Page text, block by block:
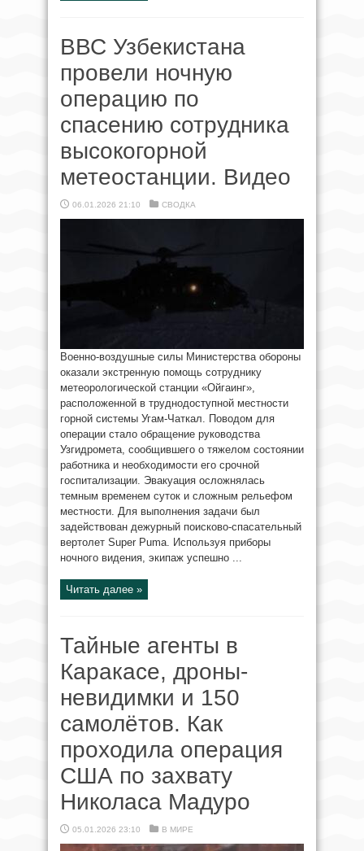
ВВС Узбекистана
провели ночную
операцию по
спасению сотрудника
высокогорной
метеостанции. Видео
06.01.2026 21:10 СВОДКА
Военно-воздушные силы Министерства обороны
оказали экстренную помощь сотруднику
метеорологической станции «Ойгаинг»,
расположенной в труднодоступной местности
горной системы Угам-Чаткал. Поводом для
операции стало обращение руководства
Узгидромета, сообщившего о тяжелом состоянии
работника и необходимости его срочной
госпитализации. Эвакуация осложнялась
темным временем суток и сложным рельефом
местности. Для выполнения задачи был
задействован дежурный поисково-спасательный
вертолет Super Puma. Используя приборы
ночного видения, экипаж успешно ...
Читать далее »
Тайные агенты в
Каракасе, дроны-
невидимки и 150
самолётов. Как
проходила операция
США по захвату
Николаса Мадуро
05.01.2026 23:10 В МИРЕ